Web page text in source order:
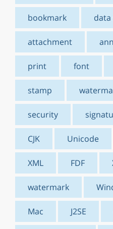
bookmark
attachment
print font
stamp
security
CJK Unicode
XML FDF
watermark
Mac J2SE